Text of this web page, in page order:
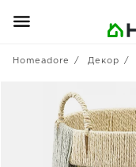
Homeadore Декор